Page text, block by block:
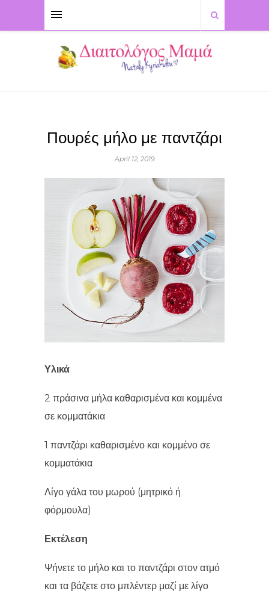
Πουρές μήλο με παντζάρι
April 12, 2019
Υλικά
2 πράσινα μήλα καθαρισμένα και κομμένα
σε κομματάκια
1 παντζάρι καθαρισμένο και κομμένο σε
κομματάκια
Λίγο γάλα του μωρού (μητρικό ή
φόρμουλα)
Εκτέλεση
Ψήνετε το μήλο και το παντζάρι στον ατμό
και τα βάζετε στο μπλέντερ μαζί με λίγο